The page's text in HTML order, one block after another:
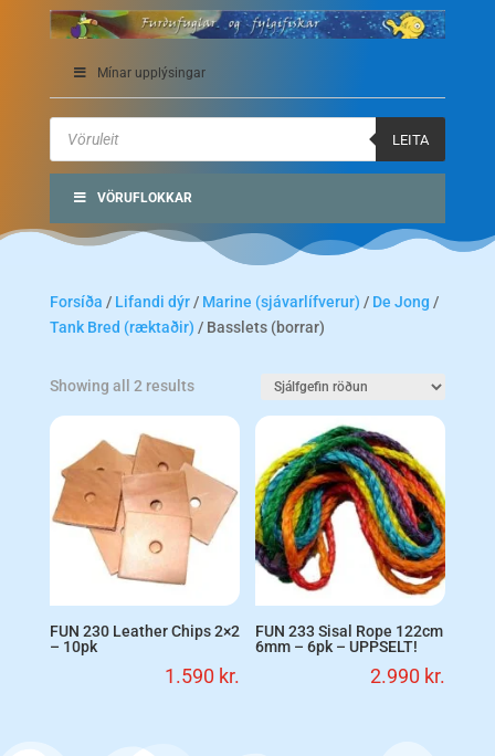
Mínar upplýsingar
Products
search
LEITA
VÖRUFLOKKAR
Forsíða / Lifandi dýr/ Marine (sjávarlífverur) / De Jong /
Tank Bred (ræktaðir) / Basslets (borrar)
Showing all 2 results
FUN 230 Leather Chips 2×2
– 10pk
1.590 kr.
FUN 233 Sisal Rope 122cm
6mm – 6pk – UPPSELT!
2.990 kr.